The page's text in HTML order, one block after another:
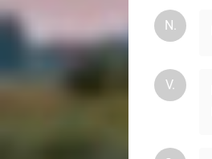
N.
V.